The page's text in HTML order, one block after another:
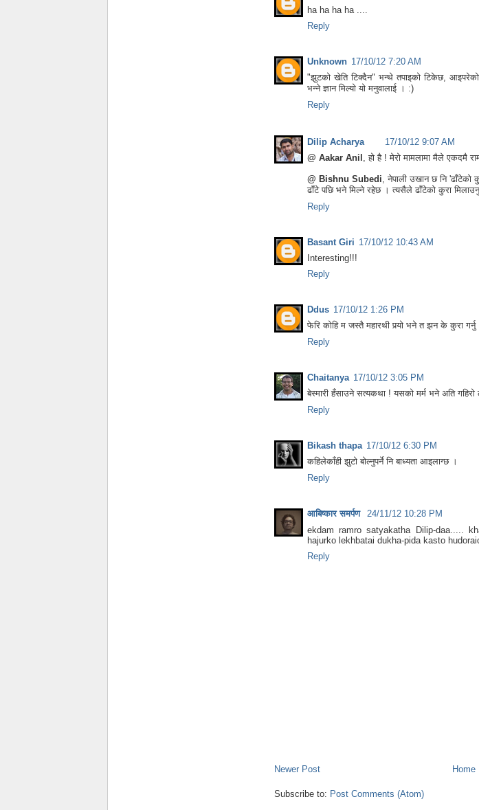
ha ha ha ha ....
Reply
Unknown 17/10/12 7:20 AM
"झुटको खेति टिक्दैन" भन्थे तपाइको टिकेछ, आइपरेको
भन्ने ज्ञान मिल्यो यो मनुवालाई । :)
Reply
Dilip Acharya
17/10/12 9:07 AM
@ Aakar Anil
, हो है ! मेरो मामलामा मैले एकदमै
@ Bishnu Subedi , नेपाली उखान छ नि 'ढाँटेको
ढाँटे पछि भने मिल्ने रहेछ । त्यसैले ढाँटेको कुरा
Reply
Basant Giri 17/10/12 10:43 AM
Interesting!!!
Reply
Ddus 17/10/12 1:26 PM
फेरि कोहि म जस्तै महारथी पर्‍यो भने त झन के कुरा गर्नु ।
Reply
Chaitanya 17/10/12 3:05 PM
बेस्मारी हँसाउने सत्यकथा ! यसको मर्म भने अति गहिरो
Reply
Bikash thapa 17/10/12 6:30 PM
कहिलेकाँही झुटो बोल्नुपर्ने नि बाध्यता आइलाग्छ ।
Reply
आबिष्कार समर्पण
24/11/12 10:28 PM
ekdam ramro satyakatha Dilip-daa.....
hajurko lekhbatai dukha-pida kasto
Reply
Newer Post Home
Subscribe to: Post Comments (Atom)